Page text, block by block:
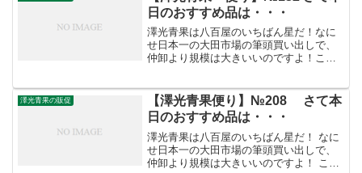
日のおすすめ品は・・・
澤光青果は八百屋のいちばん星だ！なに
せ日本一の大田市場の筆頭買い出しで、
仲卸より規模は大きいいのですよ！こう
光青果 便...
澤光青果の販促
【澤光青果便り】№208 さて本
日のおすすめ品は・・・
澤光青果は八百屋のいちばん星だ！ なに
せ日本一の大田市場の筆頭買い出しで、
仲卸より規模は大きいいのですよ！ こう